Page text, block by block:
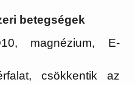
betegségek
magnézium, E-
csökkentik az